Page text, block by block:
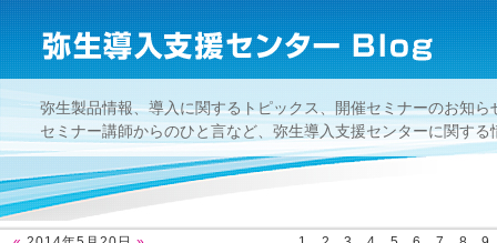
弥生製品情報、導入に関するトピックス、開催セミナーのお知ら
セミナー講師からのひと言など、弥生導入支援センターに関す